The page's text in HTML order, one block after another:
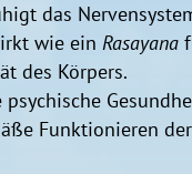
das
wie ein Rasayana
des Körpers.
Funktionieren der